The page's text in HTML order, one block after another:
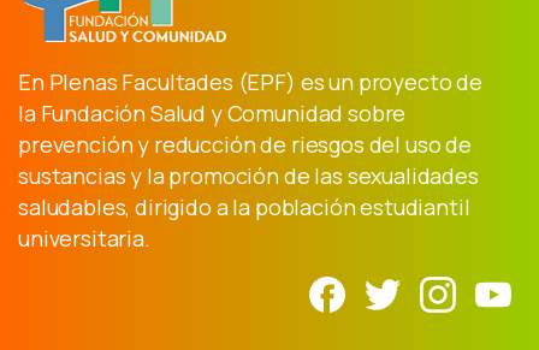
En Plenas Facultades (EPF) es un proyecto de
la Fundación Salud y Comunidad sobre
prevención y reducción de riesgos del uso de
sustancias y la promoción de las sexualidades
saludables, dirigido a la población estudiantil
universitaria.